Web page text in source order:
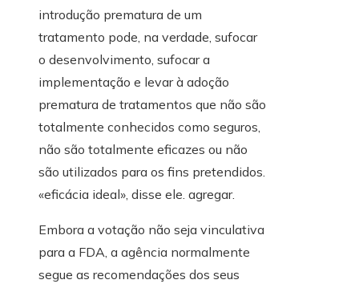
introdução prematura de um
tratamento pode, na verdade, sufocar
o desenvolvimento, sufocar a
implementação e levar à adoção
prematura de tratamentos que não são
totalmente conhecidos como seguros,
não são totalmente eficazes ou não
são utilizados para os fins pretendidos.
«eficácia ideal», disse ele. agregar.
Embora a votação não seja vinculativa
para a FDA, a agência normalmente
segue as recomendações dos seus